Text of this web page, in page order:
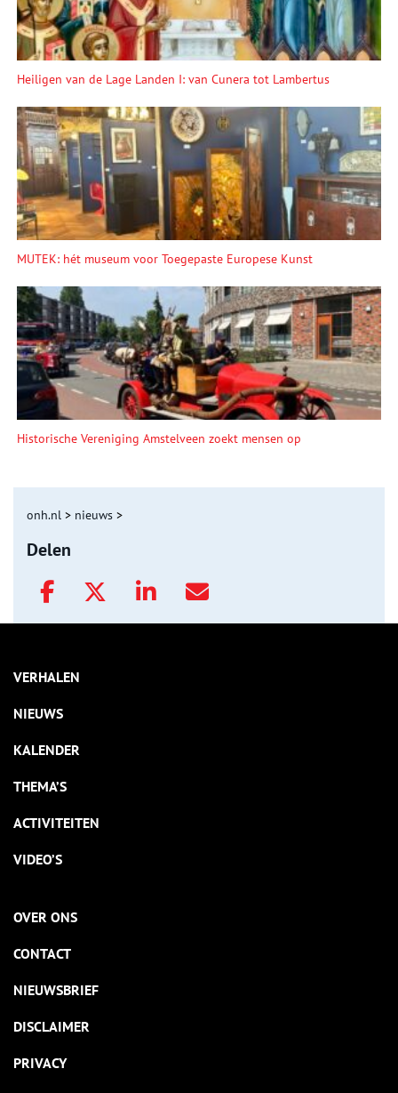
Heiligen van de Lage Landen I: van Cunera tot Lambertus
MUTEK: hét museum voor Toegepaste Europese Kunst
Historische Vereniging Amstelveen zoekt mensen op
onh.nl > nieuws >
Delen
VERHALEN
NIEUWS
KALENDER
THEMA’S
ACTIVITEITEN
VIDEO’S
OVER ONS
CONTACT
NIEUWSBRIEF
DISCLAIMER
PRIVACY